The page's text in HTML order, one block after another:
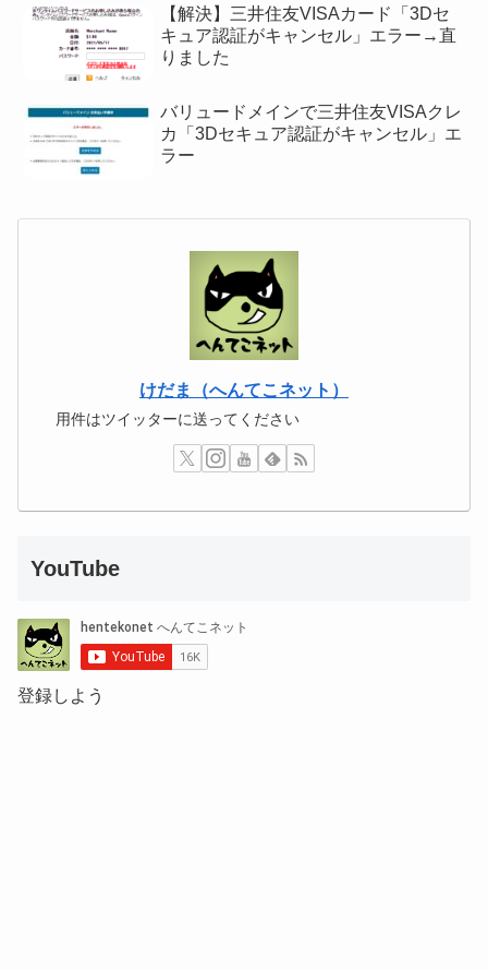
【解決】三井住友VISAカード「3Dセ
キュア認証がキャンセル」エラー→直
りました
バリュードメインで三井住友VISAクレ
カ「3Dセキュア認証がキャンセル」エ
ラー
けだま（へんてこネット）
用件はツイッターに送ってください
YouTube
登録しよう